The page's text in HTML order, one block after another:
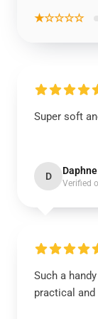
★☆☆☆☆
Super soft
D Daphne
Verified
Such a
practical